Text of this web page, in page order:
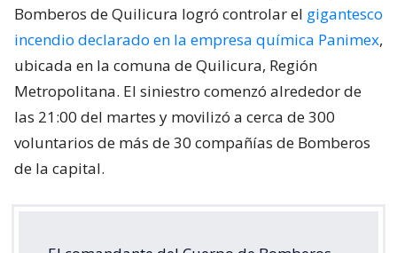
Bomberos de Quilicura logró controlar el gigantesco
incendio declarado en la empresa química Panimex,
ubicada en la comuna de Quilicura, Región
Metropolitana. El siniestro comenzó alrededor de
las 21:00 del martes y movilizó a cerca de 300
voluntarios de más de 30 compañías de Bomberos
de la capital.